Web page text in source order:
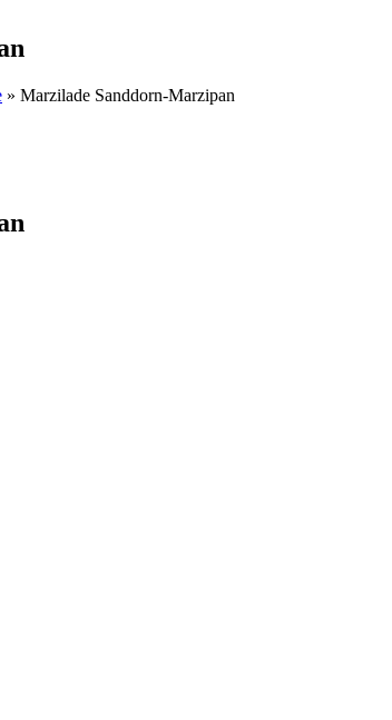
» Marzilade Sanddorn-Marzipan